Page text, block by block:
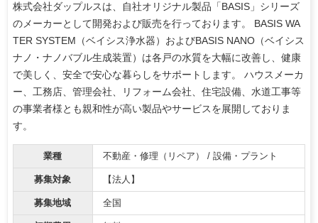
株式会社ダップルスは、自社オリジナル製品「BASIS」シリーズ
のメーカーとして開発および販売を行っております。 BASIS WA
TER SYSTEM（ベイシス浄水器）およびBASIS NANO（ベイシス
ナノ・ナノバブル生成装置）は各戸の水質を大幅に改善し、健康
で美しく、安全で安心な暮らしをサポートします。 ハウスメーカ
ー、工務店、管理会社、リフォーム会社、住宅設備、水道工事等
の事業者様とも親和性が高い製品やサービスを展開しておりま
す。
業種 不動産・修理（リペア） / 設備・プラント
募集対象 【法人】
募集地域 全国